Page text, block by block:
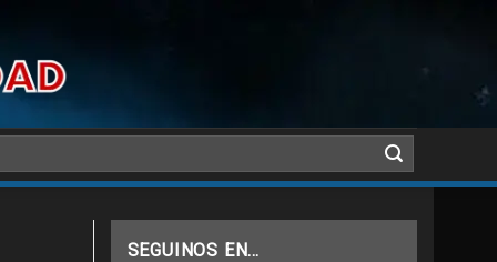
SEGUINOS EN…